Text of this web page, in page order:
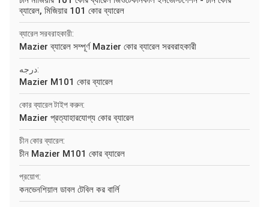
ব্যারেল, মিজিয়ার 101 কোর ব্যারেল
ব্যারেল সরবরাহকারী:
Mazier ব্যারেল সম্পূর্ণ Mazier কোর ব্যারেল সরবরাহকারী
درجه:
Mazier M101 কোর ব্যারেল
কোর ব্যারেল টাইপ করুন:
Mazier প্রত্যাহারযোগ্য কোর ব্যারেল
চীন কোর ব্যারেল:
চীন Mazier M101 কোর ব্যারেল
প্রয়োগ:
কনভেনশিয়াল ডাবল টেবিল কর বার্লি